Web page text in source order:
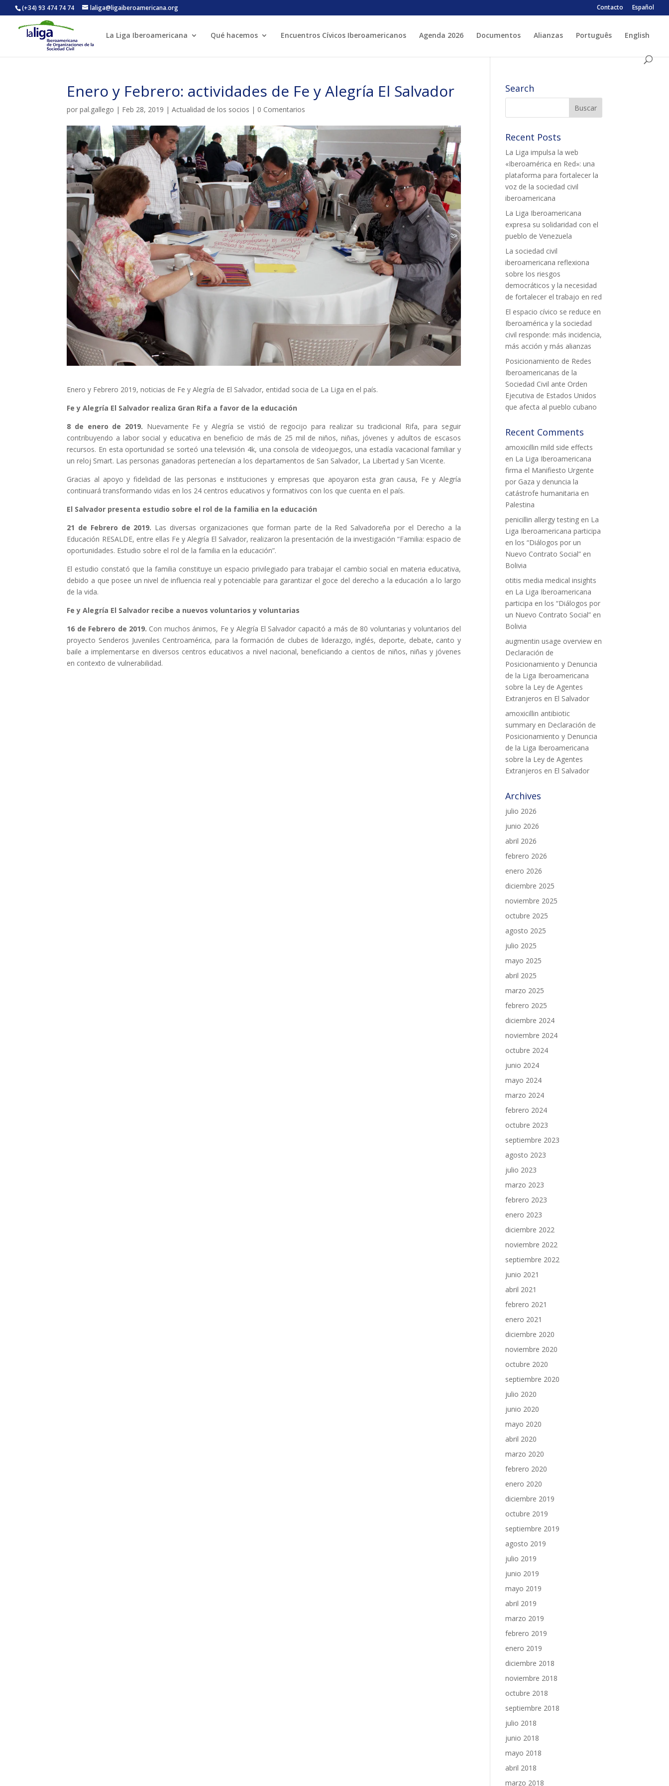
(+34) 93 474 74 74 laliga@ligaiberoamericana.org Contacto Español
La Liga Iberoamericana Qué hacemos Encuentros Cívicos Iberoamericanos Agenda 2026 Documentos Alianzas Português English
Enero y Febrero: actividades de Fe y Alegría El Salvador
porpal.gallego | Feb 28, 2019 |Actualidad de los socios | 0 Comentarios
Enero y Febrero 2019, noticias de Fe y Alegría de El Salvador, entidad socia de La Liga en el país.
Fe y Alegría El Salvador realiza Gran Rifa a favor de la educación
8 de enero de 2019. Nuevamente Fe y Alegría se vistió de regocijo para realizar su tradicional Rifa, para seguir
contribuyendo a labor social y educativa en beneficio de más de 25 mil de niños, niñas, jóvenes y adultos de escasos
recursos. En esta oportunidad se sorteó una televisión 4k, una consola de videojuegos, una estadía vacacional familiar y
un reloj Smart. Las personas ganadoras pertenecían a los departamentos de San Salvador, La Libertad y San Vicente.
Gracias al apoyo y fidelidad de las personas e instituciones y empresas que apoyaron esta gran causa, Fe y Alegría
continuará transformando vidas en los 24 centros educativos y formativos con los que cuenta en el país.
El Salvador presenta estudio sobre el rol de la familia en la educación
21 de Febrero de 2019. Las diversas organizaciones que forman parte de la Red Salvadoreña por el Derecho a la
Educación RESALDE, entre ellas Fe y Alegría El Salvador, realizaron la presentación de la investigación “Familia: espacio de
oportunidades. Estudio sobre el rol de la familia en la educación”.
El estudio constató que la familia constituye un espacio privilegiado para trabajar el cambio social en materia educativa,
debido a que posee un nivel de influencia real y potenciable para garantizar el goce del derecho a la educación a lo largo
de la vida.
Fe y Alegría El Salvador recibe a nuevos voluntarios y voluntarias
16 de Febrero de 2019. Con muchos ánimos, Fe y Alegría El Salvador capacitó a más de 80 voluntarias y voluntarios del
proyecto Senderos Juveniles Centroamérica, para la formación de clubes de liderazgo, inglés, deporte, debate, canto y
baile a implementarse en diversos centros educativos a nivel nacional, beneficiando a cientos de niños, niñas y jóvenes
en contexto de vulnerabilidad.
Search
Recent Posts
La Liga impulsa la web
«Iberoamérica en Red»: una
plataforma para fortalecer la
voz de la sociedad civil
iberoamericana
La Liga Iberoamericana
expresa su solidaridad con el
pueblo de Venezuela
La sociedad civil
iberoamericana reflexiona
sobre los riesgos
democráticos y la necesidad
de fortalecer el trabajo en red
El espacio cívico se reduce en
Iberoamérica y la sociedad
civil responde: más incidencia,
más acción y más alianzas
Posicionamiento de Redes
Iberoamericanas de la
Sociedad Civil ante Orden
Ejecutiva de Estados Unidos
que afecta al pueblo cubano
Recent Comments
amoxicillin mild side effects
en La Liga Iberoamericana
firma el Manifiesto Urgente
por Gaza y denuncia la
catástrofe humanitaria en
Palestina
penicillin allergy testing en La
Liga Iberoamericana participa
en los “Diálogos por un
Nuevo Contrato Social” en
Bolivia
otitis media medical insights
en La Liga Iberoamericana
participa en los “Diálogos por
un Nuevo Contrato Social” en
Bolivia
augmentin usage overview en
Declaración de
Posicionamiento y Denuncia
de la Liga Iberoamericana
sobre la Ley de Agentes
Extranjeros en El Salvador
amoxicillin antibiotic
summary en Declaración de
Posicionamiento y Denuncia
de la Liga Iberoamericana
sobre la Ley de Agentes
Extranjeros en El Salvador
Archives
julio 2026
junio 2026
abril 2026
febrero 2026
enero 2026
diciembre 2025
noviembre 2025
octubre 2025
agosto 2025
julio 2025
mayo 2025
abril 2025
marzo 2025
febrero 2025
diciembre 2024
noviembre 2024
octubre 2024
junio 2024
mayo 2024
marzo 2024
febrero 2024
octubre 2023
septiembre 2023
agosto 2023
julio 2023
marzo 2023
febrero 2023
enero 2023
diciembre 2022
noviembre 2022
septiembre 2022
junio 2021
abril 2021
febrero 2021
enero 2021
diciembre 2020
noviembre 2020
octubre 2020
septiembre 2020
julio 2020
junio 2020
mayo 2020
abril 2020
marzo 2020
febrero 2020
enero 2020
diciembre 2019
octubre 2019
septiembre 2019
agosto 2019
julio 2019
junio 2019
mayo 2019
abril 2019
marzo 2019
febrero 2019
enero 2019
diciembre 2018
noviembre 2018
octubre 2018
septiembre 2018
julio 2018
junio 2018
mayo 2018
abril 2018
marzo 2018
ACTIVITATS D'ESTIU MÓN ESCOLAR ALBERG CENTRE ESPLAI FORMACIÓ
CASES DE COLÒNIES ACCIÓ SOCIAL I JOVES ESPLAIS SUPORT TERCER SECTOR
CONEIX FUNDESPLAI
La Fundació
L'equip
Missió i valors
Els comptes clars
Memòria d'activitats
Proposta educativa
ACTUALITAT
Notícies
Butlletins
Diari de la Fundació
Fundesplai als mitjans
Xarxes socials
COL·LABORA
Fes voluntariat
Treballa amb nosaltres